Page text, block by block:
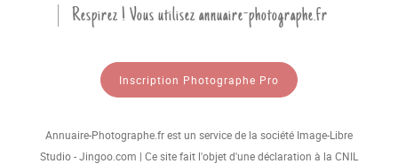
Respirez ! Vous utilisez annuaire-photographe.fr
Inscription Photographe Pro
Annuaire-Photographe.fr est un service de la société Image-Libre
Studio - Jingoo.com | Ce site fait l'objet d'une déclaration à la CNIL